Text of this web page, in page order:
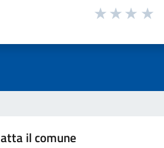
il comune